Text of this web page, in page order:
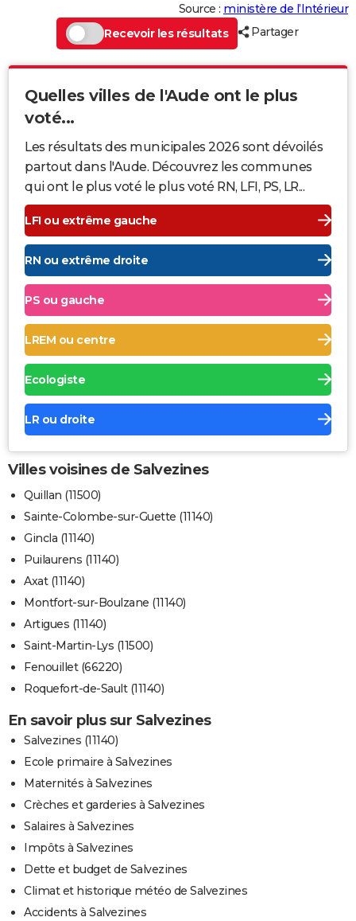
Source : ministère de l’Intérieur
Recevoir les résultats
Partager
Quelles villes de l'Aude ont le plus
voté...
Les résultats des municipales 2026 sont dévoilés
partout dans l'Aude. Découvrez les communes
qui ont le plus voté le plus voté RN, LFI, PS, LR...
LFI ou extrême gauche
RN ou extrême droite
PS ou gauche
LREM ou centre
Ecologiste
LR ou droite
Villes voisines de Salvezines
Quillan (11500)
Sainte-Colombe-sur-Guette (11140)
Gincla (11140)
Puilaurens (11140)
Axat (11140)
Montfort-sur-Boulzane (11140)
Artigues (11140)
Saint-Martin-Lys (11500)
Fenouillet (66220)
Roquefort-de-Sault (11140)
En savoir plus sur Salvezines
Salvezines (11140)
Ecole primaire à Salvezines
Maternités à Salvezines
Crèches et garderies à Salvezines
Salaires à Salvezines
Impôts à Salvezines
Dette et budget de Salvezines
Climat et historique météo de Salvezines
Accidents à Salvezines